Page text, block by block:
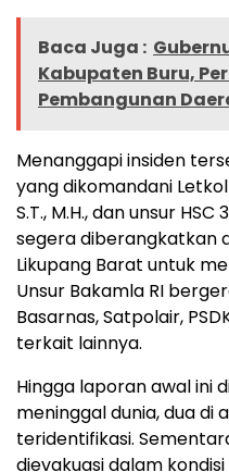
Baca Juga :
Kabupaten Buru,
Pembangunan
Menanggapi insiden
yang dikomandani
S.T., M.H., dan unsur
segera diberangkatkan
Likupang Barat untuk
Unsur Bakamla RI
Basarnas, Satpolair,
terkait lainnya.
Hingga laporan awal ini
meninggal dunia, dua di
teridentifikasi.
dievakuasi dalam